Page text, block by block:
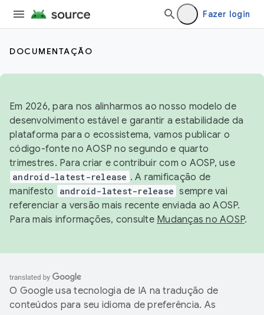
Fazer login
DOCUMENTAÇÃO
Em 2026, para nos alinharmos ao nosso modelo de
desenvolvimento estável e garantir a estabilidade da
plataforma para o ecossistema, vamos publicar o
código-fonte no AOSP no segundo e quarto
trimestres. Para criar e contribuir com o AOSP, use
android-latest-release . A ramificação de
manifesto
android-latest-release sempre vai
referenciar a versão mais recente enviada ao AOSP.
Para mais informações, consulte Mudanças no AOSP.
O Google usa tecnologia de IA na tradução de
conteúdos para seu idioma de preferência. As